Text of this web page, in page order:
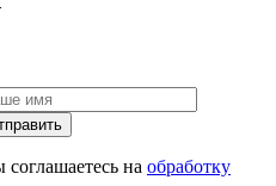
на обработку